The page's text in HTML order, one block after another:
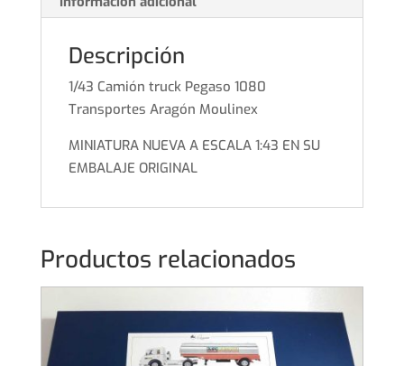
Descripción
1/43 Camión truck Pegaso 1080
Transportes Aragón Moulinex
MINIATURA NUEVA A ESCALA 1:43 EN SU
EMBALAJE ORIGINAL
Productos relacionados